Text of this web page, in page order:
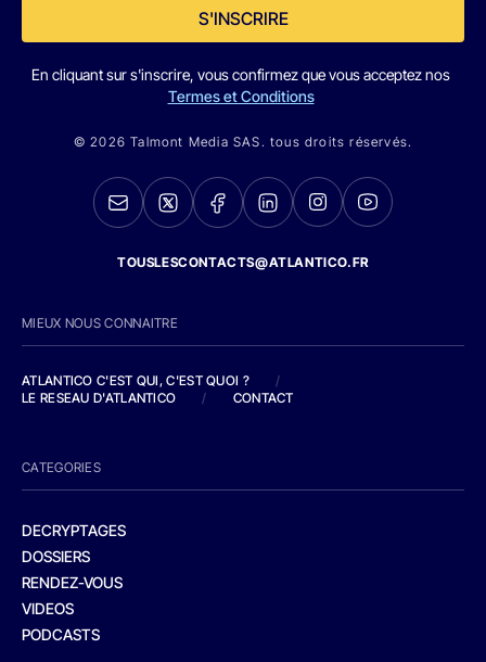
S'INSCRIRE
En cliquant sur s'inscrire, vous confirmez que vous acceptez nos
Termes et Conditions
© 2026 Talmont Media SAS. tous droits réservés.
TOUSLESCONTACTS@ATLANTICO.FR
MIEUX NOUS CONNAITRE
ATLANTICO C'EST QUI, C'EST QUOI ?
/
LE RESEAU D'ATLANTICO
/ CONTACT
CATEGORIES
DECRYPTAGES
DOSSIERS
RENDEZ-VOUS
VIDEOS
PODCASTS